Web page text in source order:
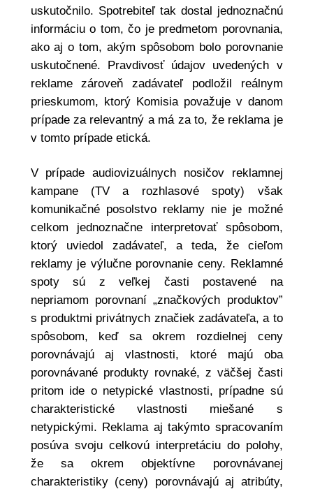
uskutočnilo. Spotrebiteľ tak dostal jednoznačnú
informáciu o tom, čo je predmetom porovnania,
ako aj o tom, akým spôsobom bolo porovnanie
uskutočnené. Pravdivosť údajov uvedených v
reklame zároveň zadávateľ podložil reálnym
prieskumom, ktorý Komisia považuje v danom
prípade za relevantný a má za to, že reklama je
v tomto prípade etická.
V prípade audiovizuálnych nosičov reklamnej
kampane (TV a rozhlasové spoty) však
komunikačné posolstvo reklamy nie je možné
celkom jednoznačne interpretovať spôsobom,
ktorý uviedol zadávateľ, a teda, že cieľom
reklamy je výlučne porovnanie ceny. Reklamné
spoty sú z veľkej časti postavené na
nepriamom porovnaní „značkových produktov”
s produktmi privátnych značiek zadávateľa, a to
spôsobom, keď sa okrem rozdielnej ceny
porovnávajú aj vlastnosti, ktoré majú oba
porovnávané produkty rovnaké, z väčšej časti
pritom ide o netypické vlastnosti, prípadne sú
charakteristické vlastnosti miešané s
netypickými. Reklama aj takýmto spracovaním
posúva svoju celkovú interpretáciu do polohy,
že sa okrem objektívne porovnávanej
charakteristiky (ceny) porovnávajú aj atribúty,